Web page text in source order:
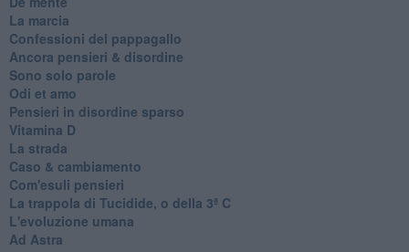
La marcia
Confessioni del pappagallo
Ancora pensieri & disordine
Sono solo parole
Odi et amo
Pensieri in disordine sparso
Vitamina D
La strada
Caso & cambiamento
Com'esuli pensieri
La trappola di Tucidide, o della 3ª C
L'evoluzione umana
Ad Astra